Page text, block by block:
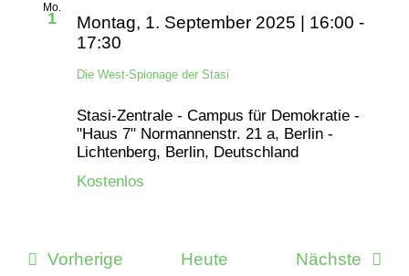
Mo.
1
Die West-Spionage der Stasi
Montag, 1. September 2025 | 16:00 -
17:30
Stasi-Zentrale - Campus für Demokratie -
"Haus 7" Normannenstr. 21 a, Berlin -
Lichtenberg, Berlin, Deutschland
Kostenlos
Vorherige Veranstaltungen
Heute Nächste